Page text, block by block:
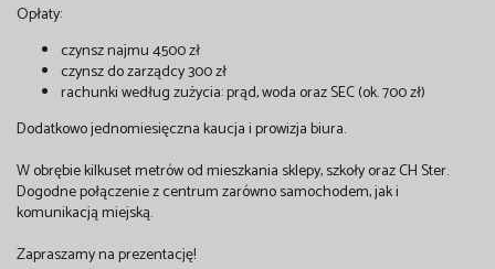
Opłaty:
czynsz najmu 4500 zł
czynsz do zarządcy 300 zł
rachunki według zużycia: prąd, woda oraz SEC (ok. 700 zł)
Dodatkowo jednomiesięczna kaucja i prowizja biura.
W obrębie kilkuset metrów od mieszkania sklepy, szkoły oraz CH Ster.
Dogodne połączenie z centrum zarówno samochodem, jak i
komunikacją miejską.
Zapraszamy na prezentację!